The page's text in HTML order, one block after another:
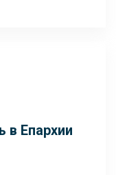
Епархии